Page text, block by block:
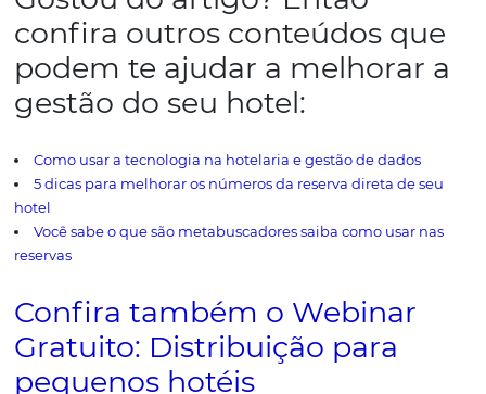
hotel tem ganhos diretos e indiretos. O direto é aquele
conectado aos custos e ganhos do estabelecimento. O
funcionário, que é oneroso, passa a gerar muito mais
receita. Já o indireto é poder contar com um
qualidade, o que é uma dificuldade enfrentada pelo
hoteleiro.
Isso acontece porque muitas vezes a pessoa
responsável pelos dados da reserva é a mesma que está
recepção, cuidando de uma série de problemas e
Funcionando dessa forma, não há como garantir um
hora de preencher esses dados. Sem as informações
forma personalizada. Esse é um dos grandes
você pode oferecer. A integração dos sistemas garante
as informações inseridas estejam corretas.